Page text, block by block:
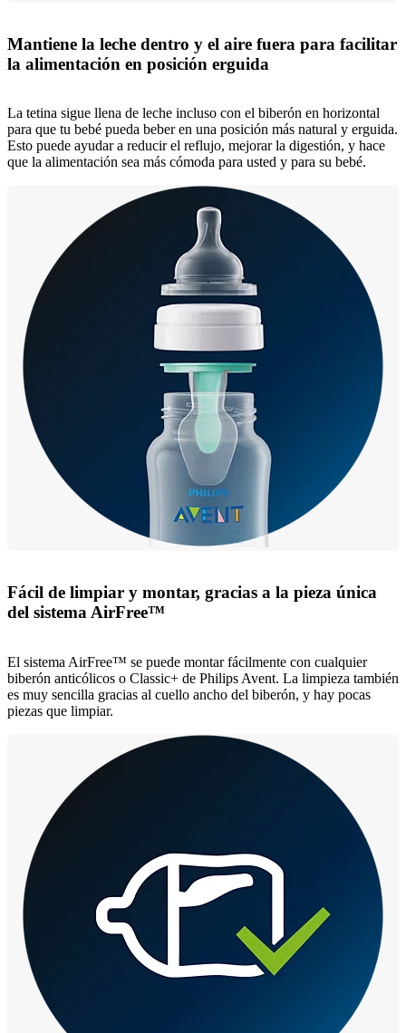
Mantiene la leche dentro y el aire fuera para facilitar
la alimentación en posición erguida
La tetina sigue llena de leche incluso con el biberón en horizontal
para que tu bebé pueda beber en una posición más natural y erguida.
Esto puede ayudar a reducir el reflujo, mejorar la digestión, y hace
que la alimentación sea más cómoda para usted y para su bebé.
Fácil de limpiar y montar, gracias a la pieza única
del sistema AirFree™
El sistema AirFree™ se puede montar fácilmente con cualquier
biberón anticólicos o Classic+ de Philips Avent. La limpieza también
es muy sencilla gracias al cuello ancho del biberón, y hay pocas
piezas que limpiar.